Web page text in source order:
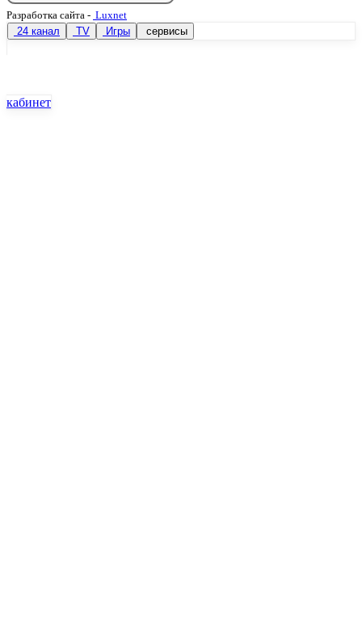
Разработка сайта - Luxnet
24 канал
TV Игры сервисы
кабинет